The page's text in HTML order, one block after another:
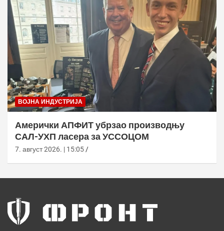
ВОЈНА ИНДУСТРИЈА
Амерички АПФИТ убрзао производњу
САЛ-УХП ласера за УССОЦОМ
7. август 2026. | 15:05